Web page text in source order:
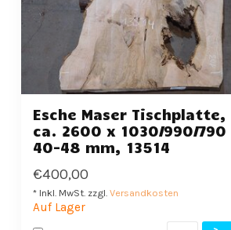
Esche Maser Tischplatte,
ca. 2600 x 1030/990/790
40-48 mm, 13514
€400,00
* Inkl. MwSt. zzgl. Versandkosten
Auf Lager